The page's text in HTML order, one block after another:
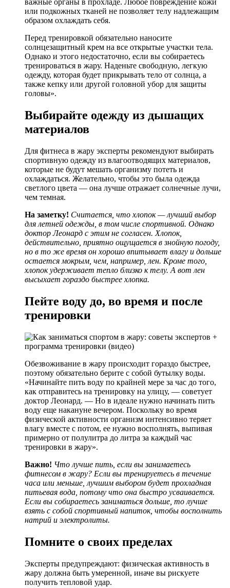
важные органы в прохладе. Любое повреждение кожи
или подкожных тканей не позволяет телу надлежащим
образом охлаждать себя.
Перед тренировкой обязательно наносите
солнцезащитный крем на все открытые участки тела.
Однако и этого недостаточно, если вы собираетесь
тренироваться в жару. Наденьте свободную, легкую
одежду, которая будет прикрывать тело от солнца, а
также кепку или другой головной убор для защиты
головы».
Выбирайте одежду из дышащих
материалов
Для фитнеса в жару эксперты рекомендуют выбирать
спортивную одежду из влагоотводящих материалов,
которые не будут мешать организму потеть и
охлаждаться. Желательно, чтобы это была одежда
светлого цвета — она лучше отражает солнечные лучи,
чем темная.
На заметку! Считается, что хлопок — лучший выбор
для летней одежды, в том числе спортивной. Однако
доктор Леонард с этим не согласен. Хлопок,
действительно, приятно ощущается в знойную погоду,
но в то же время он хорошо впитывает влагу и дольше
остается мокрым, чем, например, лен. Кроме того,
хлопок удерживает тепло близко к телу. А вот лен
высыхает гораздо быстрее хлопка.
Пейте воду до, во время и после
тренировки
Обезвоживание в жару происходит гораздо быстрее,
поэтому обязательно берите с собой бутылку воды.
«Начинайте пить воду по крайней мере за час до того,
как отправитесь на тренировку на улицу, — советует
доктор Леонард. — Но в идеале нужно начинать пить
воду еще накануне вечером. Поскольку во время
физической активности организм интенсивно теряет
влагу вместе с потом, ее нужно восполнять, выпивая
примерно от полулитра до литра за каждый час
тренировки в жару».
Важно! Что лучше пить, если вы занимаетесь
фитнесом в жару? Если вы тренируетесь в течение
часа или меньше, лучшим выбором будет прохладная
питьевая вода, потому что она быстро усваивается.
Если вы собираетесь заниматься дольше, то лучше
взять с собой спортивный напиток, чтобы восполнить
натрий и электролиты.
Помните о своих пределах
Эксперты предупреждают: физическая активность в
жару должна быть умеренной, иначе вы рискуете
получить тепловой удар.